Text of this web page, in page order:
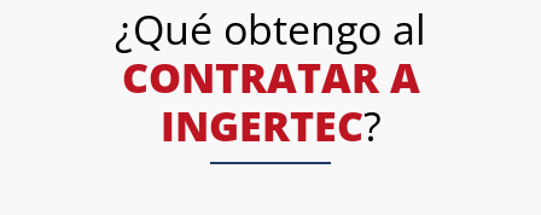
¿Qué obtengo al
CONTRATAR A
INGERTEC?